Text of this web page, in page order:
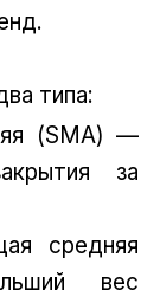
типа:
(SMA) —
за
средняя
вес